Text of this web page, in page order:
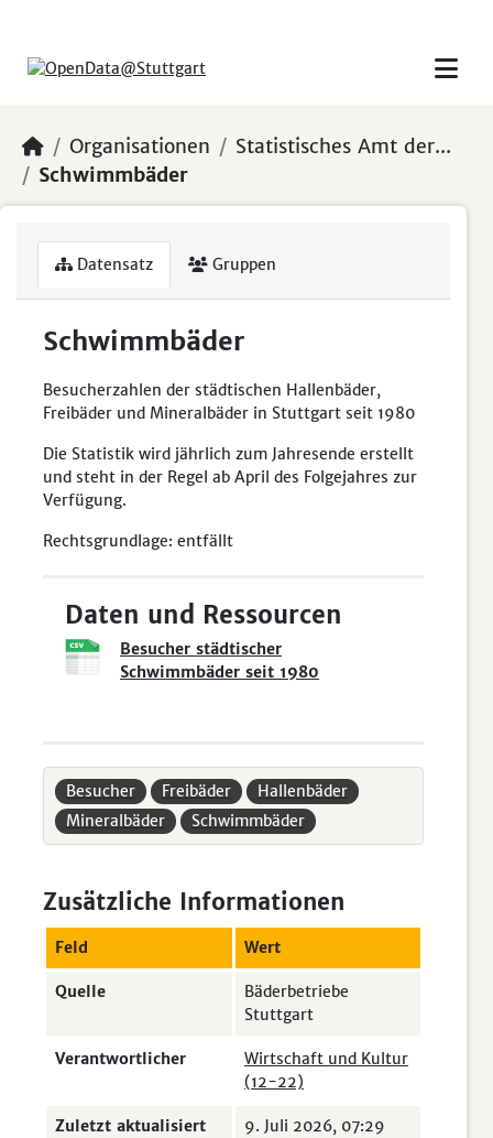
Organisationen
Statistisches Amt der...
Schwimmbäder
Datensatz Gruppen
Schwimmbäder
Besucherzahlen der städtischen Hallenbäder,
Freibäder und Mineralbäder in Stuttgart seit 1980
Die Statistik wird jährlich zum Jahresende erstellt
und steht in der Regel ab April des Folgejahres zur
Verfügung.
Rechtsgrundlage: entfällt
Daten und Ressourcen
Besucher städtischer
Schwimmbäder seit 1980
Besucher Freibäder
Hallenbäder
Mineralbäder
Schwimmbäder
Zusätzliche Informationen
Feld Wert
Quelle
Bäderbetriebe
Stuttgart
Verantwortlicher
Wirtschaft und Kultur
(12-22)
Zuletzt aktualisiert
9. Juli 2026, 07:29